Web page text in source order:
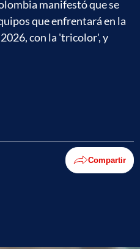
manifestó que se
que enfrentará en la
con la 'tricolor', y
Compartir